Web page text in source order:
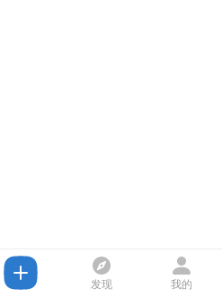
发现 我的